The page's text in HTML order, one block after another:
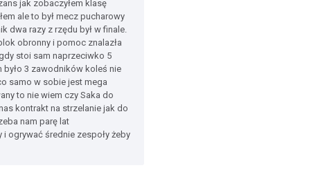
jak zobaczyłem klasę
ale to był mecz pucharowy
dwa razy z rzędu był w finale.
obronny i pomoc znalazła
stoi sam naprzeciwko 5
było 3 zawodników koleś nie
samo w sobie jest mega
to nie wiem czy Saka do
kontrakt na strzelanie jak do
nam parę lat
ogrywać średnie zespoły żeby